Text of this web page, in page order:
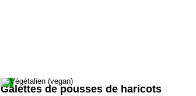
Galettes de pousses de haricots